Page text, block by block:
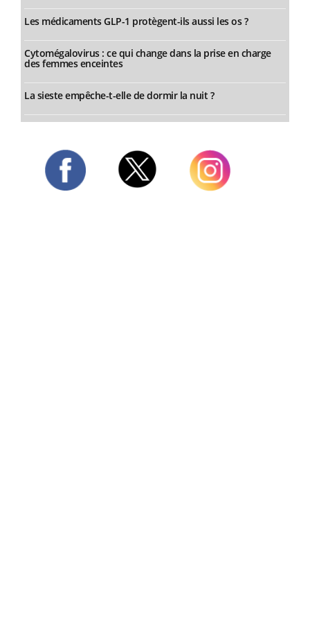
Les médicaments GLP-1 protègent-ils aussi les os ?
Cytomégalovirus : ce qui change dans la prise en charge
des femmes enceintes
La sieste empêche-t-elle de dormir la nuit ?